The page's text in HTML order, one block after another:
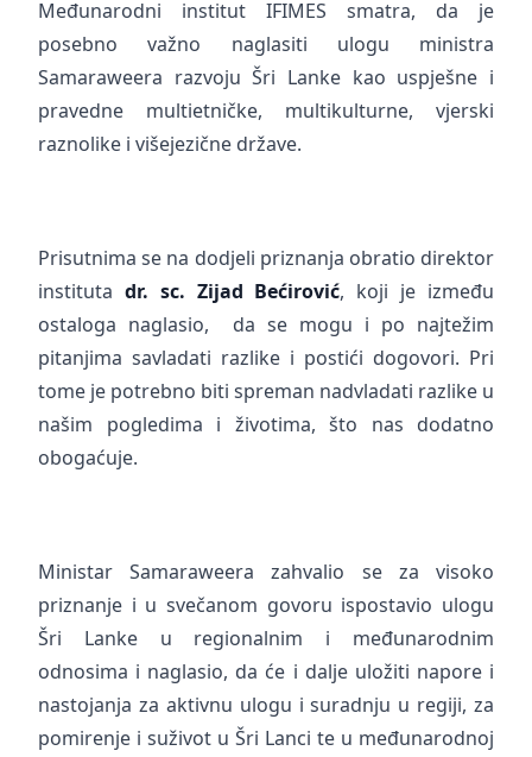
Međunarodni institut IFIMES smatra, da je
posebno važno naglasiti ulogu ministra
Samaraweera razvoju Šri Lanke kao uspješne i
pravedne multietničke, multikulturne, vjerski
raznolike i višejezične države.
Prisutnima se na dodjeli priznanja obratio direktor
instituta dr. sc. Zijad Bećirović, koji je između
ostaloga naglasio, da se mogu i po najtežim
pitanjima savladati razlike i postići dogovori. Pri
tome je potrebno biti spreman nadvladati razlike u
našim pogledima i životima, što nas dodatno
obogaćuje.
Ministar Samaraweera zahvalio se za visoko
priznanje i u svečanom govoru ispostavio ulogu
Šri Lanke u regionalnim i međunarodnim
odnosima i naglasio, da će i dalje uložiti napore i
nastojanja za aktivnu ulogu i suradnju u regiji, za
pomirenje i suživot u Šri Lanci te u međunarodnoj